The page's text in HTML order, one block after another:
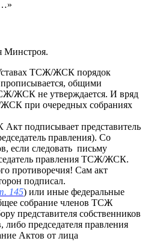
Минстроя.
ТСЖ/ЖСК порядок
общими
ЖСК не утверждается. И вряд
при очередных собраниях
подписывает представитель
правления). Со
если следовать письму
правления ТСЖ/ЖСК.
противоречия! Сам акт
подписал.
145) или иные федеральные
собрание членов ТСЖ
представителя собственников
председателя правления
Актов от лица